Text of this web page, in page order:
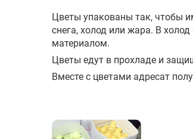
Цветы упакованы так, чтобы
снега, холод или жара. В
материалом.
Цветы едут в прохладе и
Вместе с цветами адресат